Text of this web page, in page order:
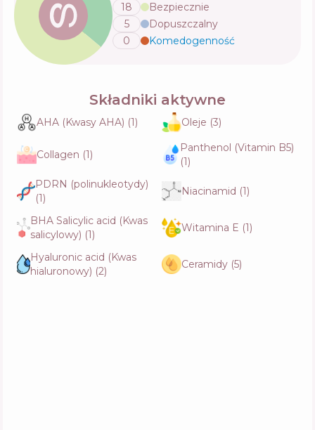
Rilastil Aqua Detergente Viso
Skład
Aktywne
Funkcje
La Roche Posay Mela B3 Clarifying Unifying
Micro-Peeling Gel
Aktywne
Lalarecipe Yuzu Self Foaming 3in1 Peel
Cleanser
Funkcje
18
Bezpiecznie
5
Dopuszczalny
0
Komedogenność
Składniki aktywne
AHA (Kwasy AHA) (1) Oleje (3)
Collagen (1)
Panthenol (Vitamin B5)
(1)
PDRN (polinukleotydy)
(1)
Niacinamid (1)
BHA Salicylic acid (Kwas
salicylowy) (1)
Witamina E (1)
Hyaluronic acid (Kwas
hialuronowy) (2)
Ceramidy (5)